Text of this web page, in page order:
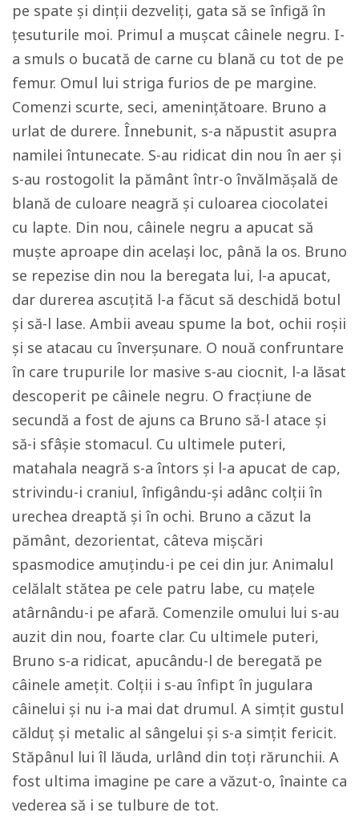
pe spate și dinții dezveliți, gata să se înfigă în
țesuturile moi. Primul a mușcat câinele negru. I-
a smuls o bucată de carne cu blană cu tot de pe
femur. Omul lui striga furios de pe margine.
Comenzi scurte, seci, amenințătoare. Bruno a
urlat de durere. Înnebunit, s-a năpustit asupra
namilei întunecate. S-au ridicat din nou în aer și
s-au rostogolit la pământ într-o învălmășală de
blană de culoare neagră și culoarea ciocolatei
cu lapte. Din nou, câinele negru a apucat să
muște aproape din același loc, până la os. Bruno
se repezise din nou la beregata lui, l-a apucat,
dar durerea ascuțită l-a făcut să deschidă botul
și să-l lase. Ambii aveau spume la bot, ochii roșii
și se atacau cu înverșunare. O nouă confruntare
în care trupurile lor masive s-au ciocnit, l-a lăsat
descoperit pe câinele negru. O fracțiune de
secundă a fost de ajuns ca Bruno să-l atace și
să-i sfâșie stomacul. Cu ultimele puteri,
matahala neagră s-a întors și l-a apucat de cap,
strivindu-i craniul, înfigându-și adânc colții în
urechea dreaptă și în ochi. Bruno a căzut la
pământ, dezorientat, câteva mișcări
spasmodice amuțindu-i pe cei din jur. Animalul
celălalt stătea pe cele patru labe, cu mațele
atârnându-i pe afară. Comenzile omului lui s-au
auzit din nou, foarte clar. Cu ultimele puteri,
Bruno s-a ridicat, apucându-l de beregată pe
câinele amețit. Colții i s-au înfipt în jugulara
câinelui și nu i-a mai dat drumul. A simțit gustul
călduț și metalic al sângelui și s-a simțit fericit.
Stăpânul lui îl lăuda, urlând din toți rărunchii. A
fost ultima imagine pe care a văzut-o, înainte ca
vederea să i se tulbure de tot.